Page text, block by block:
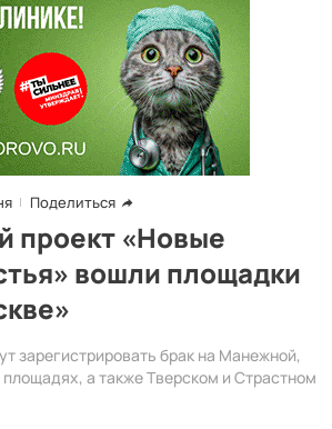
Поделиться
проект «Новые
вошли площадки
зарегистрировать брак на Манежной,
площадях, а также Тверском и Страстном